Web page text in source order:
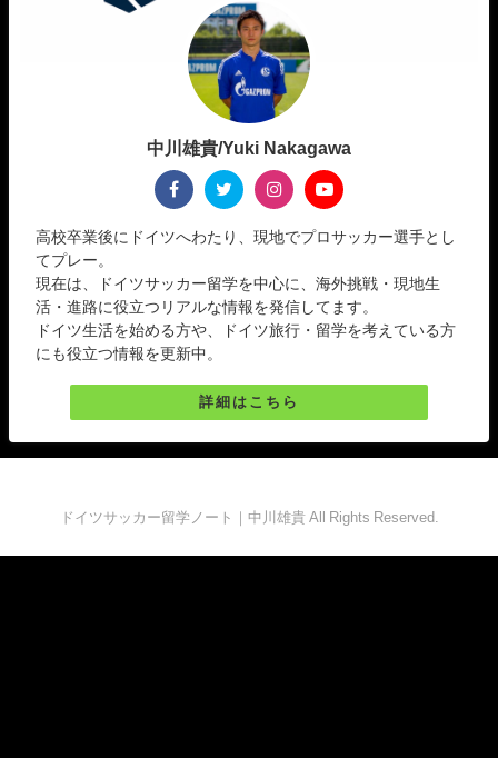
中川雄貴/Yuki Nakagawa
高校卒業後にドイツへわたり、現地でプロサッカー選手とし
てプレー。
現在は、ドイツサッカー留学を中心に、海外挑戦・現地生
活・進路に役立つリアルな情報を発信してます。
ドイツ生活を始める方や、ドイツ旅行・留学を考えている方
にも役立つ情報を更新中。
詳細はこちら
ドイツサッカー留学ノート｜中川雄貴 All Rights Reserved.